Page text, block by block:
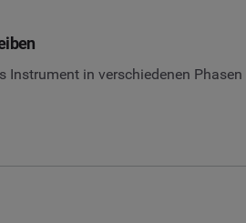
in verschiedenen